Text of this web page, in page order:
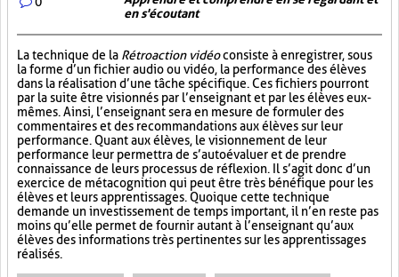
en s'écoutant
La technique de la Rétroaction vidéoconsiste à enregistrer, sous
la forme d’un fichier audio ou vidéo, la performance des élèves
dans la réalisation d’une tâche spécifique. Ces fichiers pourront
par la suite être visionnés par l’enseignant et par les élèves eux-
mêmes. Ainsi, l’enseignant sera en mesure de formuler des
commentaires et des recommandations aux élèves sur leur
performance. Quant aux élèves, le visionnement de leur
performance leur permettra de s’autoévaluer et de prendre
connaissance de leurs processus de réflexion. Il s’agit donc d’un
exercice de métacognition qui peut être très bénéfique pour les
élèves et leurs apprentissages. Quoique cette technique
demande un investissement de temps important, il n’en reste pas
moins qu’elle permet de fournir autant à l’enseignant qu’aux
élèves des informations très pertinentes sur les apprentissages
réalisés.